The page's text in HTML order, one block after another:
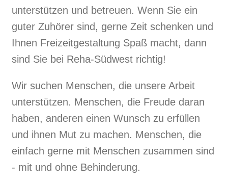
unterstützen und betreuen. Wenn Sie ein
guter Zuhörer sind, gerne Zeit schenken und
Ihnen Freizeitgestaltung Spaß macht, dann
sind Sie bei ­Reha-Südwest richtig!
Wir suchen Menschen, die unsere Arbeit
unterstützen. Menschen, die Freude daran
haben, anderen einen Wunsch zu erfüllen
und ihnen Mut zu machen. Menschen, die
einfach gerne mit Menschen zusammen sind
- mit und ohne Behinderung.